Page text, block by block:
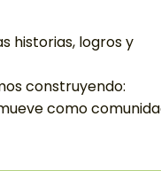
historias, logros y
construyendo:
como